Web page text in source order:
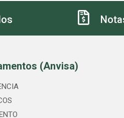
(Anvisa)